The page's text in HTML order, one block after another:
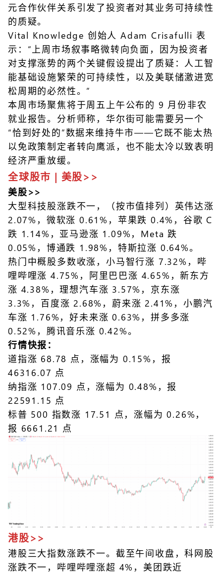
元合作伙伴关系引发了投资者对其业务可持续性
的质疑。
Vital Knowledge 创始人 Adam Crisafulli 表
示：“上周市场叙事略微转向负面，因为投资者
对支撑涨势的两个关键假设提出了质疑：人工智
能基础设施繁荣的可持续性，以及美联储激进宽
松周期的必然性。”
本周市场聚焦将于周五上午公布的 9 月份非农
就业报告。分析师称，华尔街可能需要另一个
“恰到好处的”数据来维持牛市——它既不能太热
以免政策制定者转向鹰派，也不能太冷以致表明
经济严重放缓。
全球股市 | 美股>>
美股>>
大型科技股涨跌不一，（按市值排列）英伟达涨
2.07%，微软涨 0.61%，苹果跌 0.4%，谷歌 C
跌 1.14%，亚马逊涨 1.09%，Meta 跌
0.05%，博通跌 1.98%，特斯拉涨 0.64%。
热门中概股多数收涨，小马智行涨 7.32%，哔
哩哔哩涨 4.75%，阿里巴巴涨 4.65%，新东方
涨 4.38%，理想汽车涨 3.57%，京东涨
3.3%，百度涨 2.68%，蔚来涨 2.41%，小鹏汽
车涨 1.76%，好未来涨 0.63%，拼多多涨
0.52%，腾讯音乐涨 0.42%。
行情快报：
道指涨 68.78 点，涨幅为 0.15%，报
46316.07 点
纳指涨 107.09 点，涨幅为 0.48%，报
22591.15 点
标普 500 指数涨 17.51 点，涨幅为 0.26%，
报 6661.21 点
港股>>
港股三大指数涨跌不一。截至午间收盘，科网股
涨跌不一，哔哩哔哩涨超 4%，美团跌近